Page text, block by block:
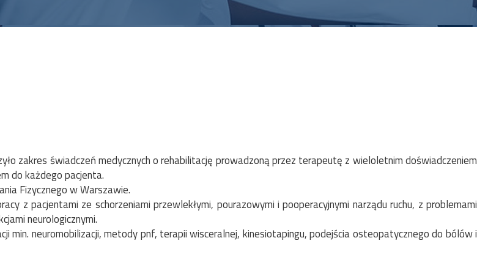
zakres świadczeń medycznych o rehabilitację prowadzoną przez terapeutę z wieloletnim doświadczeniem
do każdego pacjenta.
Fizycznego w Warszawie.
z pacjentami ze schorzeniami przewlekłymi, pourazowymi i pooperacyjnymi narządu ruchu, z problemami
neurologicznymi.
neuromobilizacji, metody pnf, terapii wisceralnej, kinesiotapingu, podejścia osteopatycznego do bólów i